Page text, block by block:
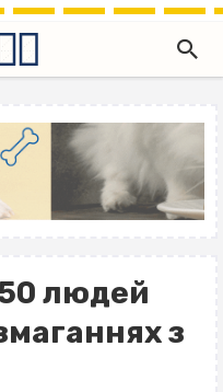
людей
з